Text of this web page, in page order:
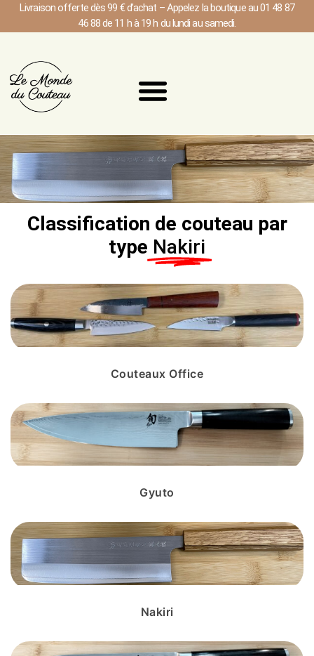
Livraison offerte dès 99 € d’achat – Appelez la boutique au 01 48 87
46 88 de 11 h à 19 h du lundi au samedi.
Classification de couteau par
type Nakiri
Couteaux Office
Gyuto
Nakiri